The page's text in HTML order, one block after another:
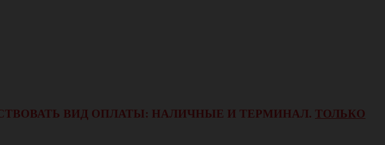
ВИД ОПЛАТЫ: НАЛИЧНЫЕ И ТЕРМИНАЛ. ТОЛЬКО